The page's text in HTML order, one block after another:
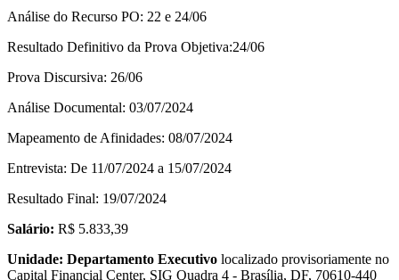
Análise do Recurso PO: 22 e 24/06
Resultado Definitivo da Prova Objetiva:24/06
Prova Discursiva: 26/06
Análise Documental: 03/07/2024
Mapeamento de Afinidades: 08/07/2024
Entrevista: De 11/07/2024 a 15/07/2024
Resultado Final: 19/07/2024
Salário: R$ 5.833,39
Unidade: Departamento Executivo localizado provisoriamente no
Capital Financial Center, SIG Quadra 4 - Brasília, DF, 70610-440